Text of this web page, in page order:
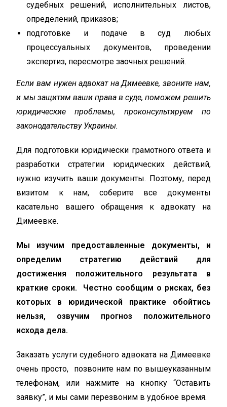
судебных решений, исполнительных листов,
определений, приказов;
подготовке и подаче в суд любых
процессуальных документов, проведении
экспертиз, пересмотре заочных решений.
Если вам нужен адвокат на Димеевке, звоните нам,
и мы защитим ваши права в суде, поможем решить
юридические проблемы, проконсультируем по
законодательству Украины.
Для подготовки юридически грамотного ответа и
разработки стратегии юридических действий,
нужно изучить ваши документы. Поэтому, перед
визитом к нам, соберите все документы
касательно вашего обращения к адвокату на
Димеевке.
Мы изучим предоставленные документы, и
определим стратегию действий для
достижения положительного результата в
краткие сроки. Честно сообщим о рисках, без
которых в юридической практике обойтись
нельзя, озвучим прогноз положительного
исхода дела.
Заказать услуги судебного адвоката на Димеевке
очень просто, позвоните нам по вышеуказанным
телефонам, или нажмите на кнопку “Оставить
заявку”, и мы сами перезвоним в удобное время.